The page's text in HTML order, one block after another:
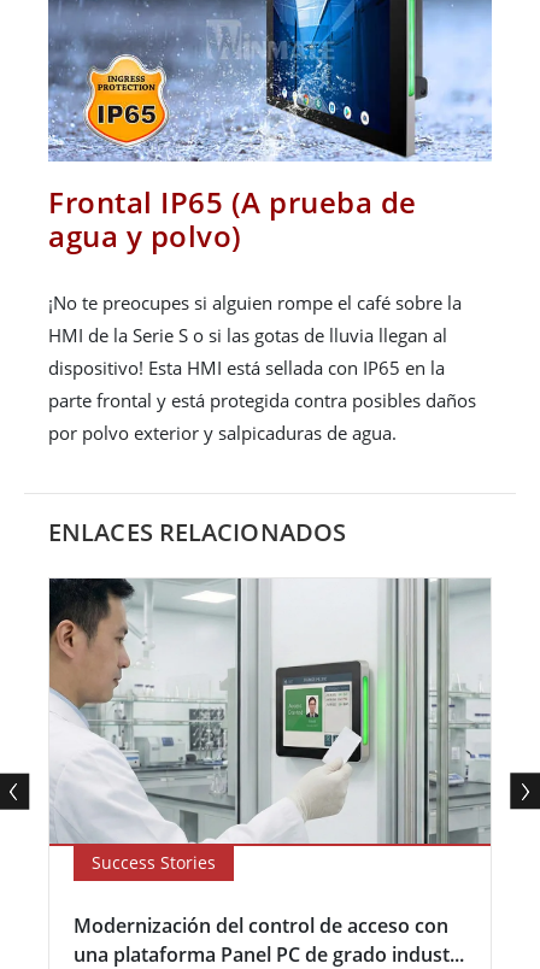
Frontal IP65 (A prueba de
agua y polvo)
¡No te preocupes si alguien rompe el café sobre la
HMI de la Serie S o si las gotas de lluvia llegan al
dispositivo! Esta HMI está sellada con IP65 en la
parte frontal y está protegida contra posibles daños
por polvo exterior y salpicaduras de agua.
ENLACES RELACIONADOS
Success Stories
Modernización del control de acceso con
una plataforma Panel PC de grado indust...